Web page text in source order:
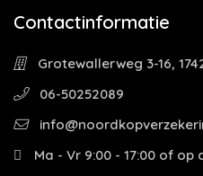
Contactinformatie
Grotewallerweg 3-16,
06-50252089
Ma - Vr 9:00 - 17:00 of op